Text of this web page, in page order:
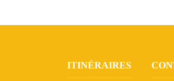
ITINÉRAIRES